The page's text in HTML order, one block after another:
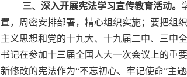
三、深入开展宪法学习宣传教育活动。
置，周密安排部署，精心组织实施；要把组
主义思想和党的十九大、十九届二中、三中
书记在参加十三届全国人大一次会议上的重
新修改的宪法作为“不忘初心、牢记使命”主